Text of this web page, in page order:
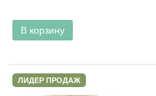
В корзину
ЛИДЕР ПРОДАЖ